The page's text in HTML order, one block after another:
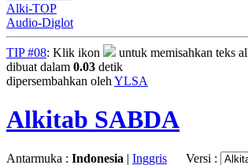
Alki-TOP
Audio-Diglot
TIP #08: Klik ikon untuk memisahkan teks
dibuat dalam 0.03 detik
dipersembahkan oleh YLSA
Alkitab SABDA
Antarmuka : Indonesia | Inggris Versi :